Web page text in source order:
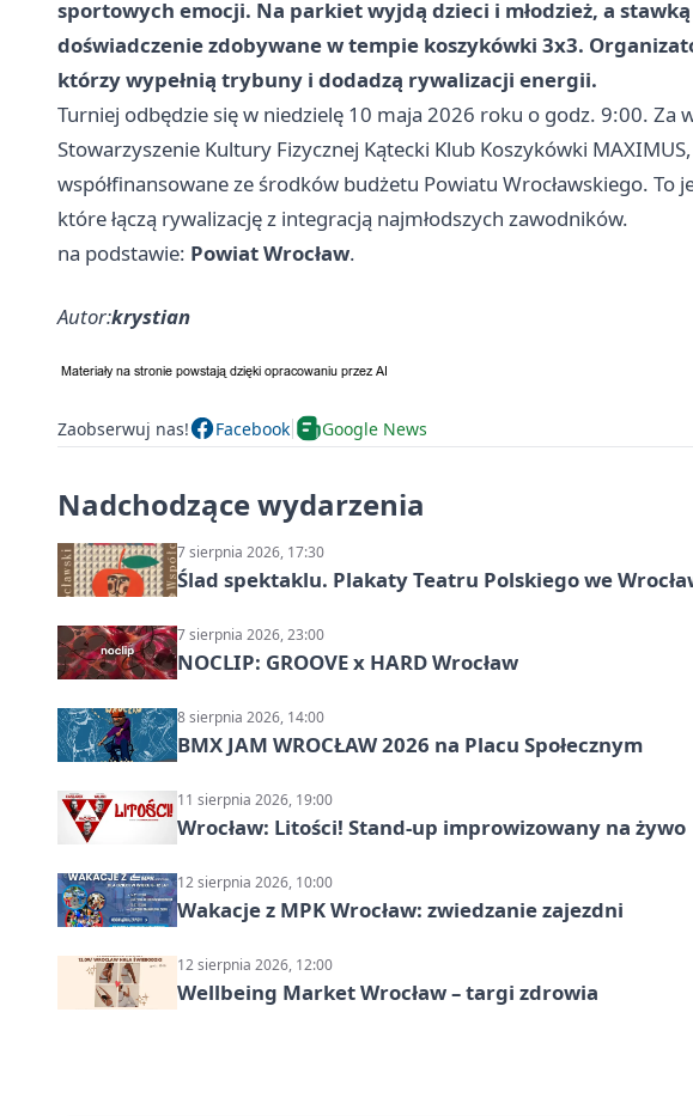
sportowych emocji. Na parkiet wyjdą dzieci i młodzież, a
doświadczenie zdobywane w tempie koszykówki 3x3.
którzy wypełnią trybuny i dodadzą rywalizacji energii.
Turniej odbędzie się w niedzielę 10 maja 2026 roku o godz. 9:00. Za
Stowarzyszenie Kultury Fizycznej Kątecki Klub Koszykówki
współfinansowane ze środków budżetu Powiatu Wrocławskiego. To
które łączą rywalizację z integracją najmłodszych zawodników.
na podstawie: Powiat Wrocław.
Autor:krystian
Zaobserwuj nas! Facebook Google News
Nadchodzące wydarzenia
7 sierpnia 2026, 17:30
Ślad spektaklu. Plakaty Teatru Polskiego we
7 sierpnia 2026, 23:00
NOCLIP: GROOVE x HARD Wrocław
8 sierpnia 2026, 14:00
BMX JAM WROCŁAW 2026 na Placu Społecznym
11 sierpnia 2026, 19:00
Wrocław: Litości! Stand-up improwizowany na żywo
12 sierpnia 2026, 10:00
Wakacje z MPK Wrocław: zwiedzanie zajezdni
12 sierpnia 2026, 12:00
Wellbeing Market Wrocław – targi zdrowia